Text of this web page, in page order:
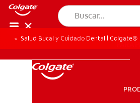
PARA
Salud Bucal y Cuidado Dental | Colgate®